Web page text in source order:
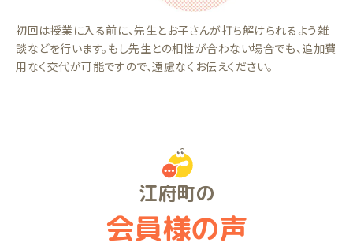
初回は授業に入る前に、先生とお子さんが打ち解けられるよう雑
談などを行います。もし先生との相性が合わない場合でも、追加費
用なく交代が可能ですので、遠慮なくお伝えください。
江府町の
会員様の声